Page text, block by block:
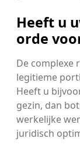
Heeft u
orde
De complexe
legitieme
Heeft u
gezin, dan
werkelijke
juridisch